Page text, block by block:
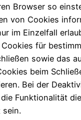
Browser so
von Cookies
im Einzelfall
für
sowie das
beim
Bei der
Funktionalität
sein.